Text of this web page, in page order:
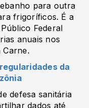
para outra
frigoríficos. É a
Federal
anuais nos
Carne.
da
defesa sanitária
dados até